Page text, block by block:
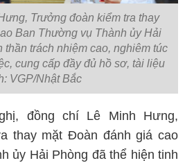
Trưởng đoàn kiểm tra thay
Ban Thường vụ Thành ủy Hải
thần trách nhiệm cao, nghiêm túc
cung cấp đầy đủ hồ sơ, tài liệu
VGP/Nhật Bắc
đồng chí Lê Minh Hưng,
thay mặt Đoàn đánh giá cao
ủy Hải Phòng đã thể hiện tinh